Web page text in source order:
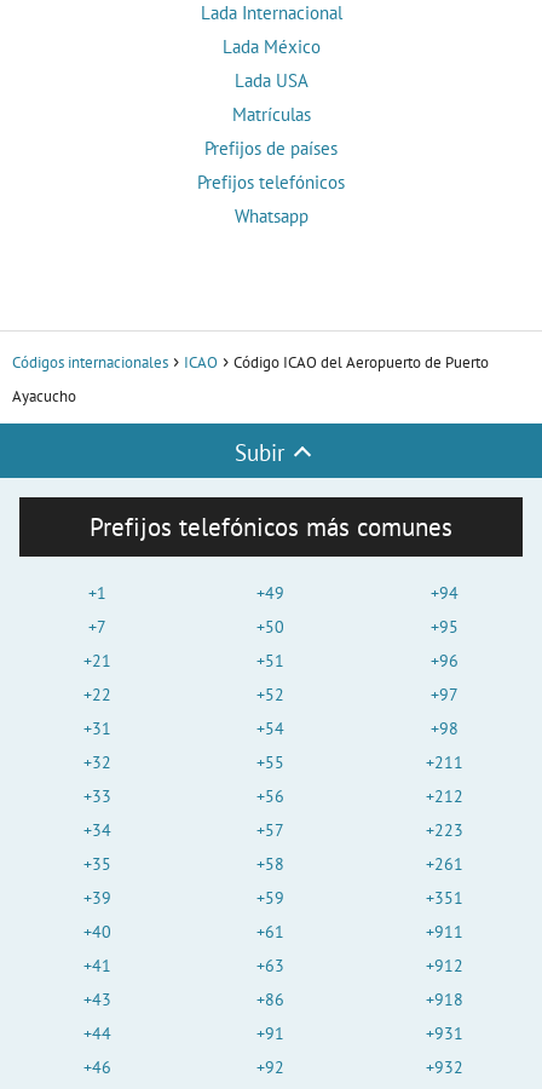
Lada Internacional
Lada México
Lada USA
Matrículas
Prefijos de países
Prefijos telefónicos
Whatsapp
Códigos internacionales ICAO
Código ICAO del Aeropuerto de Puerto
Ayacucho
Subir
Prefijos telefónicos más comunes
+1
+7
+21
+22
+31
+32
+33
+34
+35
+39
+40
+41
+43
+44
+46
+49
+50
+51
+52
+54
+55
+56
+57
+58
+59
+61
+63
+86
+91
+92
+94
+95
+96
+97
+98
+211
+212
+223
+261
+351
+911
+912
+918
+931
+932